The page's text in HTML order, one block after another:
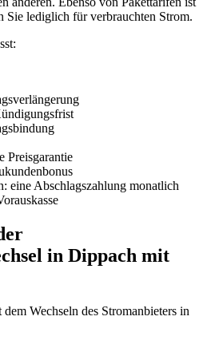
Sie lediglich für verbrauchten Strom.
Preisgarantie
eine Abschlagszahlung monatlich
in Dippach mit
Wechseln des Stromanbieters in